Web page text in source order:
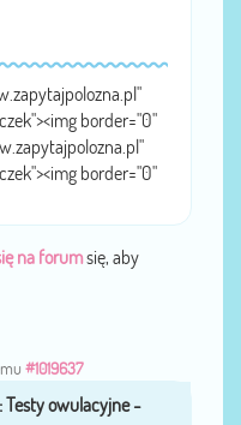
border="0"
border="0"
na forumsię, aby
#1019637